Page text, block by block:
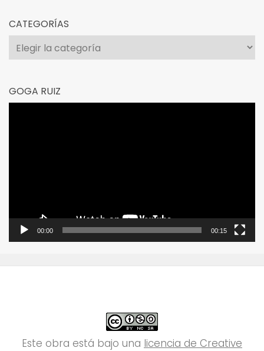
CATEGORÍAS
Categorías
GOGA RUIZ
00:00 00:15
Este obra está bajo una licencia de Creative